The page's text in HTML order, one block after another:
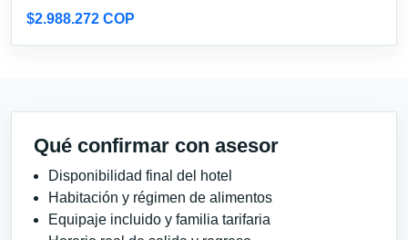
$2.988.272 COP
Qué confirmar con asesor
Disponibilidad final del hotel
Habitación y régimen de alimentos
Equipaje incluido y familia tarifaria